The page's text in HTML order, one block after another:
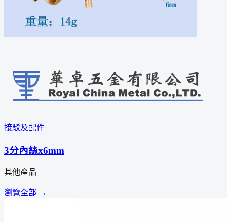
接駁及配件
3分內絲x6mm
其他產品
瀏覽全部 →